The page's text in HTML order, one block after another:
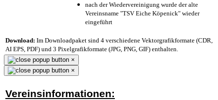
nach der Wiedervereinigung wurde der alte
Vereinsname "TSV Eiche Köpenick" wieder
eingeführt
Download: Im Downloadpaket sind 4 verschiedene Vektorgrafikformate (CDR,
AI EPS, PDF) und 3 Pixelgrafikformate (JPG, PNG, GIF) enthalten.
×
×
Vereinsinformationen: